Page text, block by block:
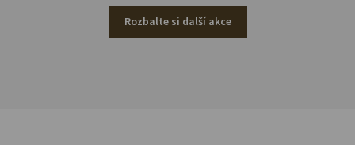
Rozbalte si další akce